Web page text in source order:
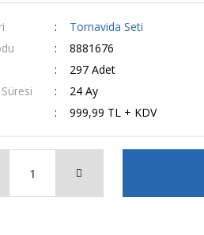
Tornavida Seti
8881676
297 Adet
24 Ay
999,99 TL + KDV